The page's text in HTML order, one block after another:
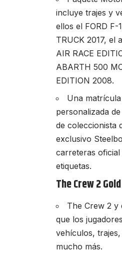
incluye trajes y
ellos el FORD F-
TRUCK 2017, el
AIR RACE
ABARTH 500
EDITION 2008.
Una
personalizada
de coleccionista
exclusivo
carreteras
etiquetas.
The Crew 2
The Crew 2 y
que los
vehículos,
mucho más.